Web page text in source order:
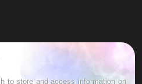
chaque jour toute l'actualité
en exercice et les
to store and access information on